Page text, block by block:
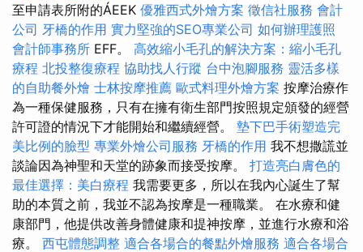
至申請表所附的ÁEEK 優雅西式外燴方案 徵信社服務 會計
公司 牙橋的作用 實力堅強的SEO專業公司 如何辦理護照
會計師事務所 EFF。 高效縮小毛孔的解決方案：縮小毛孔
療程 北投整復療程 協助找人行蹤 台中泡腳服務 靈活多樣
的自助餐外燴 士林按摩推薦 歐式料理外燴方案 按摩治療作
為一種保健服務，只有在擁有衛生部門按照規定頒發的經營
許可證的情況下才能開始和繼續經營。 墊下巴手術塑造完
美比例的臉型 專業外燴公司服務 牙橋的作用 我不想撒謊並
談論因為神聖和天堂的跡象而接受按摩。 打造亮白膚色的
最佳選擇：美白療程 我需要更多，所以在我內心誕生了幫
助的本質之前，我並不認為按摩是一種職業。 在水療和健
康部門，他提供改善身體健康和提神按摩，並進行水療和浴
療。 西屯體態調整 適合各場合的餐點外燴服務 適合各場合